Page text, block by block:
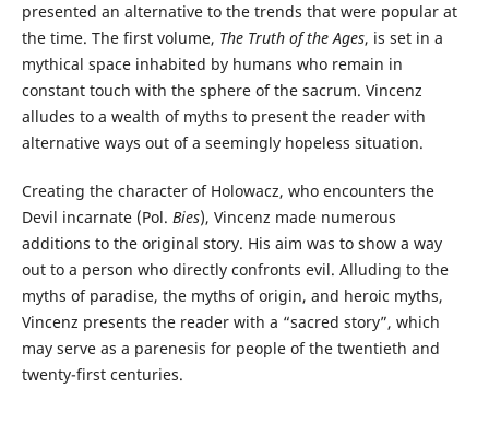
presented an alternative to the trends that were popular at
the time. The first volume, The Truth of the Ages, is set in a
mythical space inhabited by humans who remain in
constant touch with the sphere of the sacrum. Vincenz
alludes to a wealth of myths to present the reader with
alternative ways out of a seemingly hopeless situation.
Creating the character of Holowacz, who encounters the
Devil incarnate (Pol. Bies), Vincenz made numerous
additions to the original story. His aim was to show a way
out to a person who directly confronts evil. Alluding to the
myths of paradise, the myths of origin, and heroic myths,
Vincenz presents the reader with a “sacred story”, which
may serve as a parenesis for people of the twentieth and
twenty-first centuries.